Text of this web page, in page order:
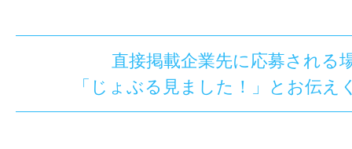
直接掲載企業先に応募される
「じょぶる見ました！」とお伝え